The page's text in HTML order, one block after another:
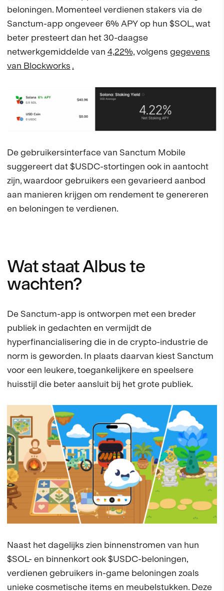
beloningen. Momenteel verdienen stakers via de
Sanctum-app ongeveer 6% APY op hun $SOL, wat
beter presteert dan het 30-daagse
netwerkgemiddelde van 4,22%,volgens gegevens
van Blockworks .
De gebruikersinterface van Sanctum Mobile
suggereert dat $USDC-stortingen ook in aantocht
zijn, waardoor gebruikers een gevarieerd aanbod
aan manieren krijgen om rendement te genereren
en beloningen te verdienen.
Wat staat Albus te
wachten?
De Sanctum-app is ontworpen met een breder
publiek in gedachten en vermijdt de
hyperfinancialisering die in de crypto-industrie de
norm is geworden. In plaats daarvan kiest Sanctum
voor een leukere, toegankelijkere en speelsere
huisstijl die beter aansluit bij het grote publiek.
Naast het dagelijks zien binnenstromen van hun
$SOL- en binnenkort ook $USDC-beloningen,
verdienen gebruikers in-game beloningen zoals
unieke cosmetische items en meubelstukken. Deze